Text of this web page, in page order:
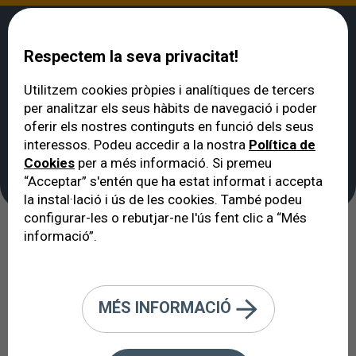
VERTE Cirurgia per a eliminar les bosses dels ulls
Cirurgia per a eliminar
les bosses dels ulls
BLEFAROPLÀSTIA DE LES
La seva finalitat és eliminar les
bosses de les parpelles inferiors i
Respectem la seva privacitat!
Utilitzem cookies pròpies i analítiques de tercers
per analitzar els seus hàbits de navegació i poder
oferir els nostres continguts en funció dels seus
interessos. Podeu accedir a la nostra Política de
Cookies per a més informació. Si premeu
“Acceptar” s'entén que ha estat informat i accepta
la instal·lació i ús de les cookies. També podeu
configurar-les o rebutjar-ne l'ús fent clic a “Més
informació”.
MÉS INFORMACIÓ